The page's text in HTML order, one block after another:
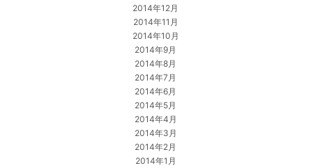
2014年12月
2014年11月
2014年10月
2014年9月
2014年8月
2014年7月
2014年6月
2014年5月
2014年4月
2014年3月
2014年2月
2014年1月